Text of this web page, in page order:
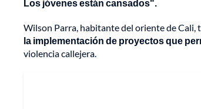
Los jóvenes están cansados".
Wilson Parra, habitante del oriente de Cali,
la implementación de proyectos que
violencia callejera.